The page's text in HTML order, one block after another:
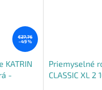
€27,76
–49 %
KATRIN
-
Priemyselné
CLASSIC XL 2